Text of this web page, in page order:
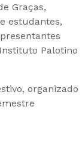
Graças,
estudantes,
Palotino
organizado